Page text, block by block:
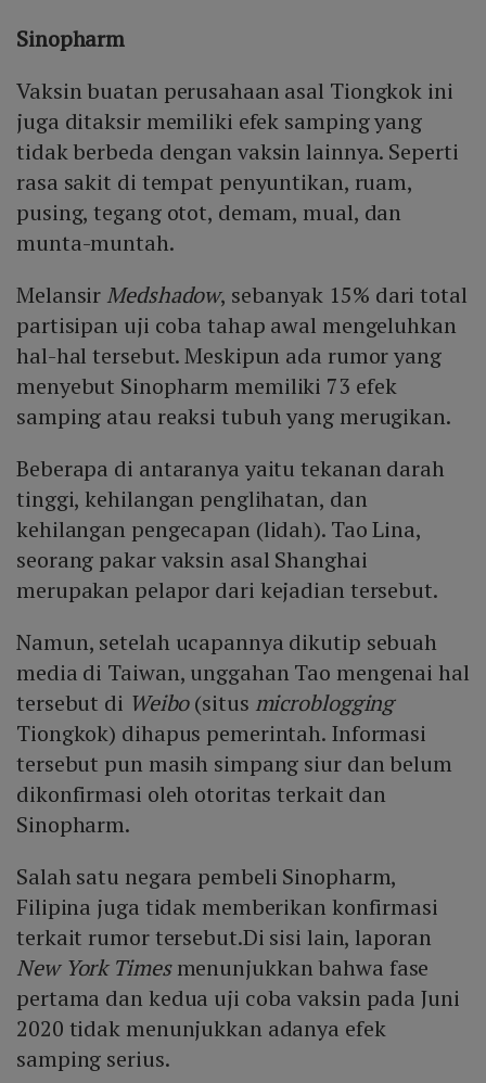
Sinopharm
Vaksin buatan perusahaan asal Tiongkok ini
juga ditaksir memiliki efek samping yang
tidak berbeda dengan vaksin lainnya. Seperti
rasa sakit di tempat penyuntikan, ruam,
pusing, tegang otot, demam, mual, dan
munta-muntah.
Melansir Medshadow, sebanyak 15% dari total
partisipan uji coba tahap awal mengeluhkan
hal-hal tersebut. Meskipun ada rumor yang
menyebut Sinopharm memiliki 73 efek
samping atau reaksi tubuh yang merugikan.
Beberapa di antaranya yaitu tekanan darah
tinggi, kehilangan penglihatan, dan
kehilangan pengecapan (lidah). Tao Lina,
seorang pakar vaksin asal Shanghai
merupakan pelapor dari kejadian tersebut.
Namun, setelah ucapannya dikutip sebuah
media di Taiwan, unggahan Tao mengenai hal
tersebut di Weibo(situs microblogging
Tiongkok) dihapus pemerintah. Informasi
tersebut pun masih simpang siur dan belum
dikonfirmasi oleh otoritas terkait dan
Sinopharm.
Salah satu negara pembeli Sinopharm,
Filipina juga tidak memberikan konfirmasi
terkait rumor tersebut.Di sisi lain, laporan
New York Timesmenunjukkan bahwa fase
pertama dan kedua uji coba vaksin pada Juni
2020 tidak menunjukkan adanya efek
samping serius.